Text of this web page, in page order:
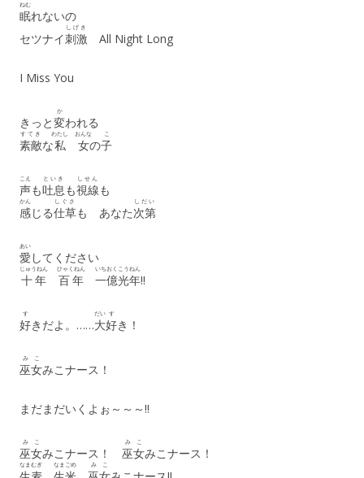
眠
ねむ
れないの
セツナイ刺激
しげき
All Night Long
I Miss You
きっと変
か
われる
素敵
すてき
な私
わたし
女
おんな
の子
こ
声
こえ
も吐息
といき
も視線
しせん
も
感
かん
じる仕草
しぐさ
も あなた次第
しだい
愛
あい
してください
十年
じゅうねん
百年
ひゃくねん
一億
いちおく
光年
こうねん
!!
好
す
きだよ。……大
だい
好
す
き！
巫女
みこ
みこナース！
まだまだいくよぉ～～～!!
巫女
みこ
みこナース！ 巫女
みこ
みこナース！
なまむぎ なまごめ みこ